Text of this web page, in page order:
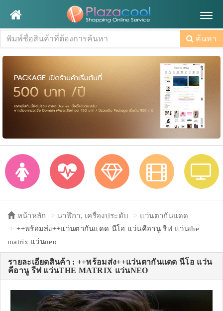
ค้นหา
หน้าหลัก นาฬิกา, เครื่องประดับ
แว่นตากันแดด
++พร้อมส่ง++แว่นตากันแดด นีโอ แว่นคีอานู รีฟ แว่นthe
matrix แว่นneo
รายละเอียดสินค้า : ++พร้อมส่ง++แว่นตากันแดด นีโอ แว่น
คีอานู รีฟ แว่นTHE MATRIX แว่นNEO